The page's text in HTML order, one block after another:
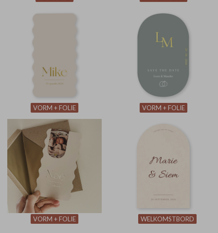
VORM + FOLIE VORM + FOLIE
VORM + FOLIE WELKOMSTBORD